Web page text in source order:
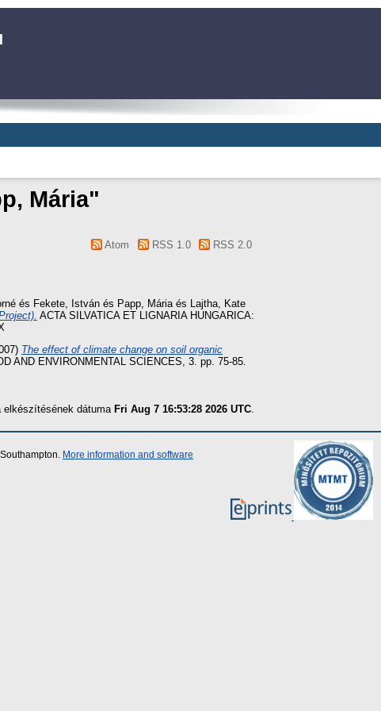
Mária"
Atom RSS 1.0 RSS 2.0
és Fekete, István és Papp, Mária és
Lajtha, Kate
ACTA SILVATICA ET LIGNARIA HUNGARICA:
The effect of climate change on soil organic
AND ENVIRONMENTAL SCIENCES, 3. pp. 75-85.
elkészítésének dátuma Fri Aug 7 16:53:28 2026 UTC
More information and software